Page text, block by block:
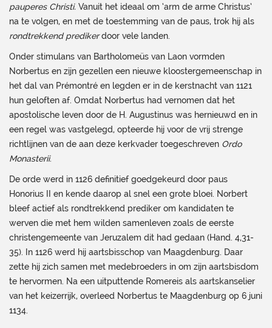
pauperes Christi. Vanuit het ideaal om ‘arm de arme Christus’
na te volgen, en met de toestemming van de paus, trok hij als
rondtrekkend predikerdoor vele landen.
Onder stimulans van Bartholomeüs van Laon vormden
Norbertus en zijn gezellen een nieuwe kloostergemeenschap in
het dal van Prémontré en legden er in de kerstnacht van 1121
hun geloften af. Omdat Norbertus had vernomen dat het
apostolische leven door de H. Augustinus was hernieuwd en in
een regel was vastgelegd, opteerde hij voor de vrij strenge
richtlijnen van de aan deze kerkvader toegeschreven Ordo
Monasterii.
De orde werd in 1126 definitief goedgekeurd door paus
Honorius II en kende daarop al snel een grote bloei. Norbert
bleef actief als rondtrekkend prediker om kandidaten te
werven die met hem wilden samenleven zoals de eerste
christengemeente van Jeruzalem dit had gedaan (Hand. 4,31-
35). In 1126 werd hij aartsbisschop van Maagdenburg. Daar
zette hij zich samen met medebroeders in om zijn aartsbisdom
te hervormen. Na een uitputtende Romereis als aartskanselier
van het keizerrijk, overleed Norbertus te Maagdenburg op 6 juni
1134.